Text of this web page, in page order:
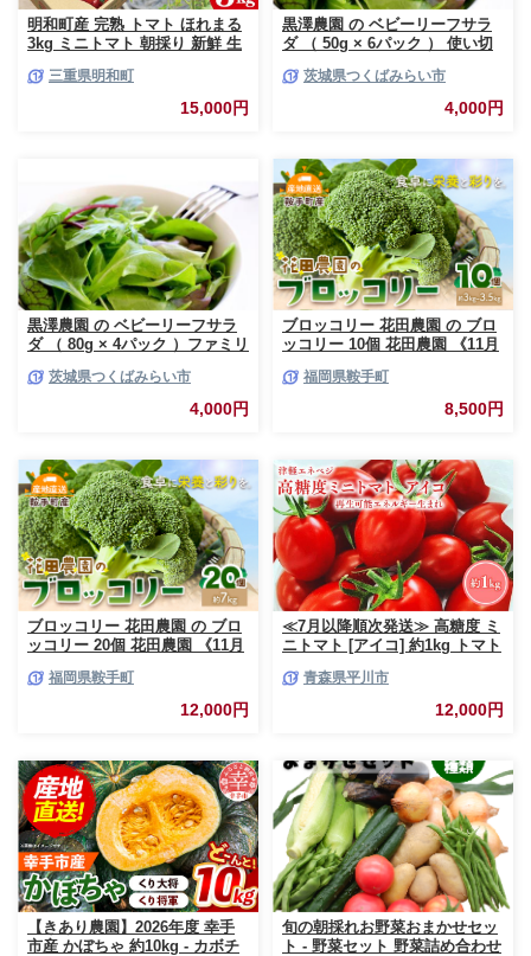
明和町産 完熟 トマト ほれまる
3kg ミニトマト 朝採り 新鮮 生
三重県明和町
15,000円
黒澤農園 の ベビーリーフサラ
ダ （ 50g × 6パック ） 使い切
生野菜 食べやすい 若葉 使い切
り 旬 新鮮 国産 彩り 大容量
茨城県つくばみらい市
4,000円
黒澤農園 の ベビーリーフサラ
ダ （ 80g × 4パック ）ファミリ
生野菜 食べやすい 若葉 ファミ
リー 旬 新鮮 国産 彩り 大容量
茨城県つくばみらい市
4,000円
ブロッコリー 花田農園 の ブロ
ッコリー 10個 花田農園 《11月
町 ぶろっこりー 野菜 ブロッコ
リー 産地直送 送料無料
福岡県鞍手町
8,500円
ブロッコリー 花田農園 の ブロ
ッコリー 20個 花田農園 《11月
町 ぶろっこりー 野菜 ブロッコ
リー 産地直送 送料無料
福岡県鞍手町
12,000円
≪7月以降順次発送≫ 高糖度 ミ
ニトマト [アイコ] 約1kg トマト
やさい 減農薬 お取り寄せ 青森
県 平川市 平川 【hi-0016-003】
青森県平川市
12,000円
【きあり農園】2026年度 幸手
市産 かぼちゃ 約10kg - カボチ
旬の朝採れお野菜おまかせセッ
ト - 野菜セット 野菜詰め合わせ